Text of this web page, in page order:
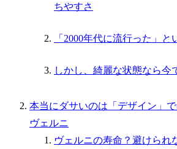
ちやすさ
「2000年代に流行った」
しかし、綺麗な状態なら今
本当にダサいのは「デザイン」
ヴェルニ
ヴェルニの寿命？避けられ